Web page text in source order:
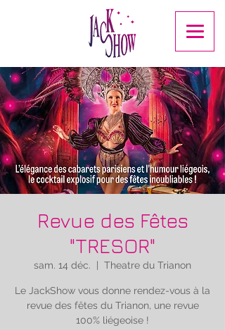
Revue des Fêtes
"TRESOR"
sam. 14 déc. Theatre du Trianon
Le JackShow vous donne rendez-vous à la
revue des fêtes du Trianon, une revue
100% liégeoise !